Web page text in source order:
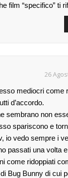
film “specifico” ti
26
mediocri come
d’accordo.
sembrano non
spariscono e
io vedo sempre i
passati una volta
come ridoppiati
Bug Bunny di cui